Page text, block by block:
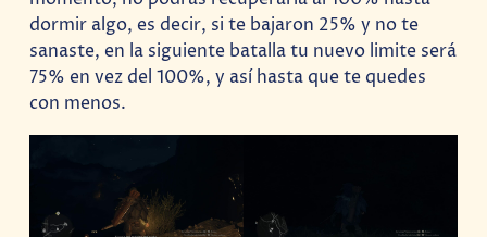
dormir algo, es decir, si te bajaron 25% y no te
sanaste, en la siguiente batalla tu nuevo limite será
75% en vez del 100%, y así hasta que te quedes
con menos.